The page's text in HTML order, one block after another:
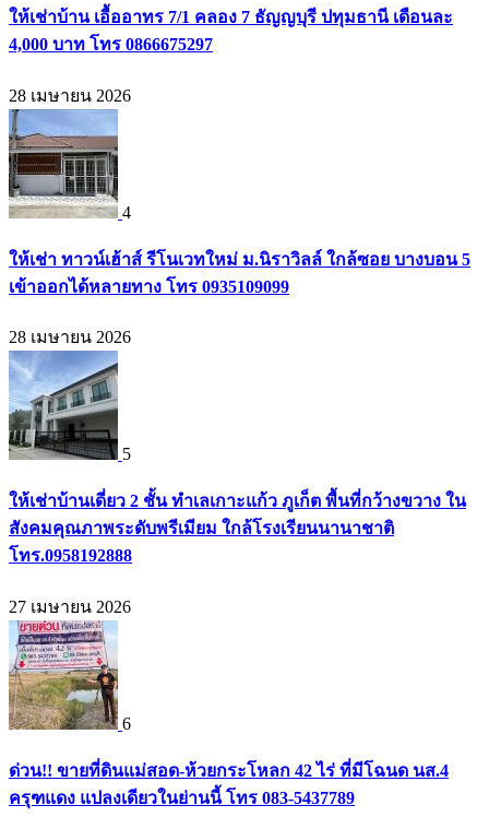
ให้เช่าบ้าน เอื้ออาทร 7/1 คลอง 7 ธัญญบุรี ปทุมธานี เดือนละ
4,000 บาท โทร 0866675297
28 เมษายน 2026
4
ให้เช่า ทาวน์เฮ้าส์ รีโนเวทใหม่ ม.นิราวิลล์ ใกล้ซอย บางบอน 5
เข้าออกได้หลายทาง โทร 0935109099
28 เมษายน 2026
5
ให้เช่าบ้านเดี่ยว 2 ชั้น ทำเลเกาะแก้ว ภูเก็ต พื้นที่กว้างขวาง ใน
สังคมคุณภาพระดับพรีเมียม ใกล้โรงเรียนนานาชาติ
โทร.0958192888
27 เมษายน 2026
6
ด่วน!! ขายที่ดินแม่สอด-ห้วยกระโหลก 42 ไร่ ที่มีโฉนด นส.4
ครุฑแดง แปลงเดียวในย่านนี้ โทร 083-5437789